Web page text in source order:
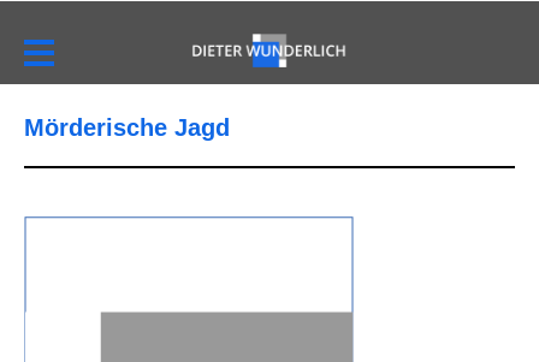
Mörderische Jagd